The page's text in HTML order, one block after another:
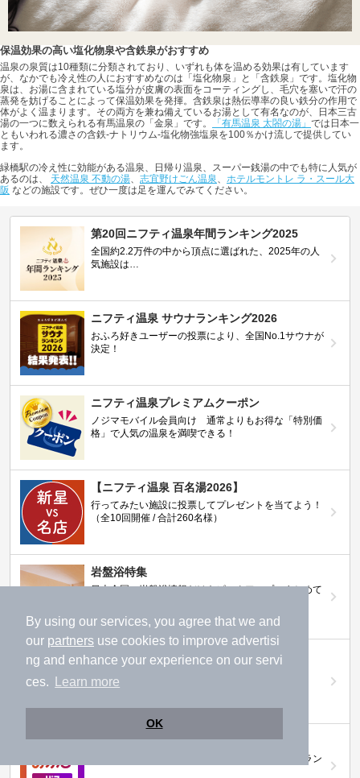
By using our services, you agree that we and
our partners use cookies to improve advertisi
ng and enhance your experience on our servi
ces.
Learn more
OK
保温効果の高い塩化物泉や含鉄泉がおすすめ
温泉の泉質は10種類に分類されており、いずれも体を温める効果は有しています
が、なかでも冷え性の人におすすめなのは「塩化物泉」と「含鉄泉」です。塩化物
泉は、お湯に含まれている塩分が皮膚の表面をコーティングし、毛穴を塞いで汗の
蒸発を妨げることによって保温効果を発揮。含鉄泉は熱伝導率の良い鉄分の作用で
体がよく温まります。その両方を兼ね備えているお湯として有名なのが、日本三古
湯の一つに数えられる有馬温泉の「金泉」です。
「有馬温泉 太閤の湯」 では日本一
ともいわれる濃さの含鉄-ナトリウム-塩化物強塩泉を100％かけ流しで提供してい
ます。
緑橋駅の冷え性に効能がある温泉、日帰り温泉、スーパー銭湯の中でも特に人気が
あるのは、 天然温泉 不動の湯、 志宜野けごん温泉、 ホテルモントレ ラ・スール大
阪 などの施設です。ぜひ一度は足を運んでみてください。
第20回ニフティ温泉年間ランキング2025
全国約2.2万件の中から頂点に選ばれた、2025年の人
気施設は…
ニフティ温泉 サウナランキング2026
おふろ好きユーザーの投票により、全国No.1サウナが
決定！
ニフティ温泉プレミアムクーポン
ノジマモバイル会員向け 通常よりもお得な「特別価
格」で人気の温泉を満喫できる！
【ニフティ温泉 百名湯2026】
行ってみたい施設に投票してプレゼントを当てよう！
（全10回開催 / 合計260名様）
岩盤浴特集
日本全国の岩盤浴情報だけをピックアップ。まとめて
ニフティ温泉ニュース
ニフティ温泉 おふろパス
温浴施設をお得に楽しめるサブスクリプションプラン